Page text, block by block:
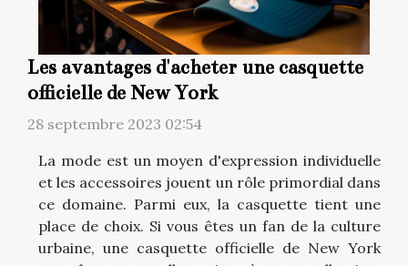
Les avantages d'acheter une casquette
officielle de New York
28 septembre 2023 02:54
La mode est un moyen d'expression individuelle
et les accessoires jouent un rôle primordial dans
ce domaine. Parmi eux, la casquette tient une
place de choix. Si vous êtes un fan de la culture
urbaine, une casquette officielle de New York